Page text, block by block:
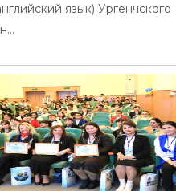
язык) Ургенчского